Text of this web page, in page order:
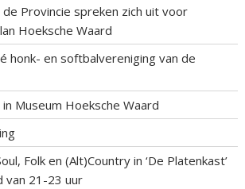
Provincie spreken zich uit voor
Hoeksche Waard
honk- en softbalvereniging van de
Museum Hoeksche Waard
Folk en (Alt)Country in ‘De Platenkast’
van 21-23 uur